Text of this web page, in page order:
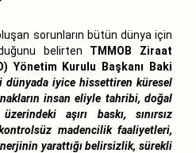
sorunların bütün dünya için
belirten TMMOB Ziraat
Yönetim Kurulu Başkanı Baki
dünyada iyice hissettiren küresel
insan eliyle tahribi, doğal
aşırı baskı, sınırsız
madencilik faaliyetleri,
yarattığı belirsizlik, sürekli